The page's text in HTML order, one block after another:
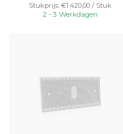
Stukprijs: €1.420,00 / Stuk
2 - 3 Werkdagen